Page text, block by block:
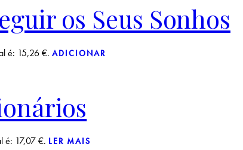
os Seus Sonhos
é: 15,26 €. ADICIONAR
é: 17,07 €. LER MAIS